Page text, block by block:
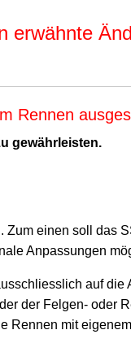
erwähnte
Rennen
gewährleisten.
Zum einen soll das
Anpassungen
auf die
der Felgen- oder
Rennen mit